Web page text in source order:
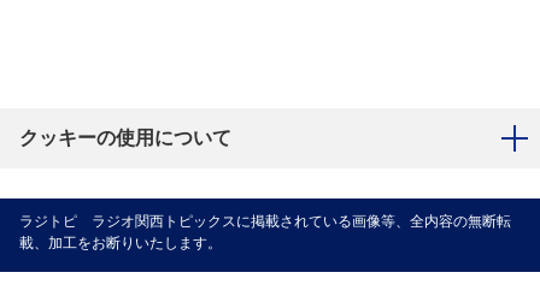
クッキーの使用について
ラジトピ ラジオ関西トピックスに掲載されている画像等、全内容の無断転
載、加工をお断りいたします。